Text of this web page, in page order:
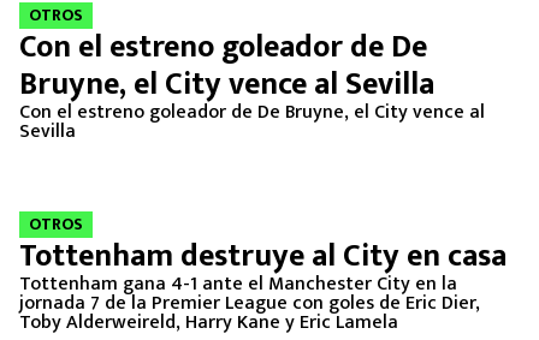
OTROS
Con el estreno goleador de De
Bruyne, el City vence al Sevilla
Con el estreno goleador de De Bruyne, el City vence al
Sevilla
OTROS
Tottenham destruye al City en casa
Tottenham gana 4-1 ante el Manchester City en la
jornada 7 de la Premier League con goles de Eric Dier,
Toby Alderweireld, Harry Kane y Eric Lamela